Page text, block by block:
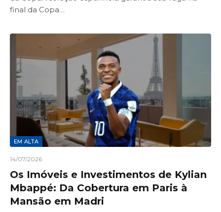
final da Copa…
EM ALTA
14/07/2026
Os Imóveis e Investimentos de Kylian
Mbappé: Da Cobertura em Paris à
Mansão em Madri